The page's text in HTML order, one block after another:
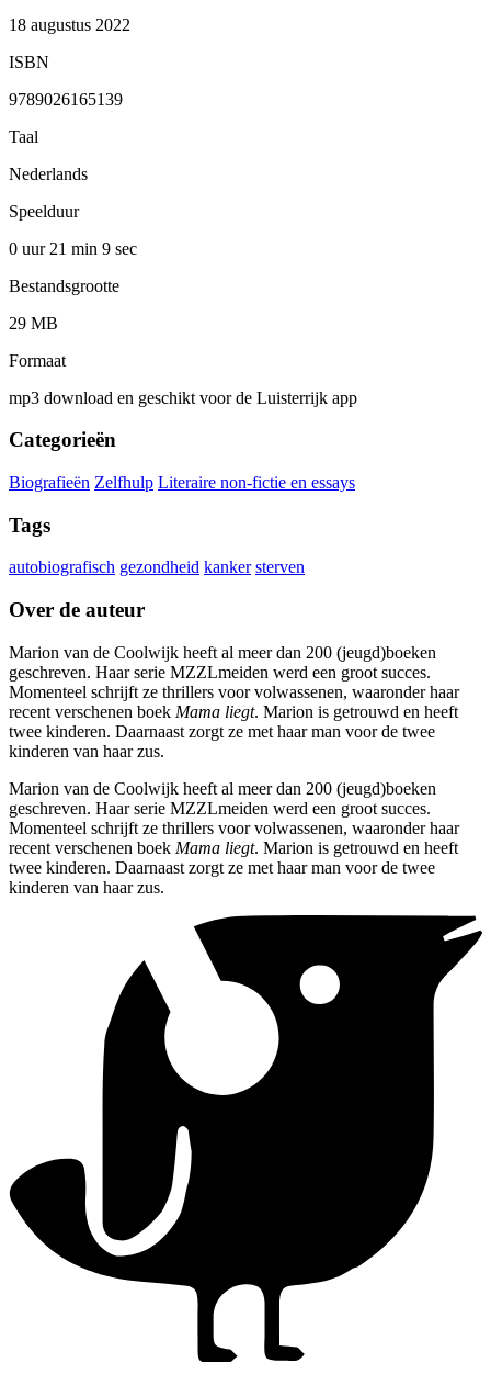
18 augustus 2022
ISBN
9789026165139
Taal
Nederlands
Speelduur
0 uur 21 min 9 sec
Bestandsgrootte
29 MB
Formaat
mp3 download en geschikt voor de Luisterrijk app
Categorieën
Biografieën Zelfhulp Literaire non-fictie en essays
Tags
autobiografisch gezondheid kanker sterven
Over de auteur
Marion van de Coolwijk heeft al meer dan 200 (jeugd)boeken
geschreven. Haar serie MZZLmeiden werd een groot succes.
Momenteel schrijft ze thrillers voor volwassenen, waaronder haar
recent verschenen boek Mama liegt. Marion is getrouwd en heeft
twee kinderen. Daarnaast zorgt ze met haar man voor de twee
kinderen van haar zus.
Marion van de Coolwijk heeft al meer dan 200 (jeugd)boeken
geschreven. Haar serie MZZLmeiden werd een groot succes.
Momenteel schrijft ze thrillers voor volwassenen, waaronder haar
recent verschenen boek Mama liegt. Marion is getrouwd en heeft
twee kinderen. Daarnaast zorgt ze met haar man voor de twee
kinderen van haar zus.